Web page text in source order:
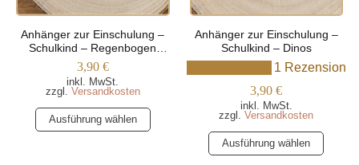
Produktseite
gewählt
werden
Produktseite
gewählt
werden
Anhänger zur Einschulung –
Schulkind – Regenbogen
Motiv
3,90 €
inkl. MwSt.
zzgl. Versandkosten
Ausführung wählen
Dieses
Produkt
Anhänger zur Einschulung –
Schulkind – Dinos
1 Rezension
3,90€
inkl. MwSt.
zzgl.Versandkosten
Ausführung wählen
Dieses
Produkt